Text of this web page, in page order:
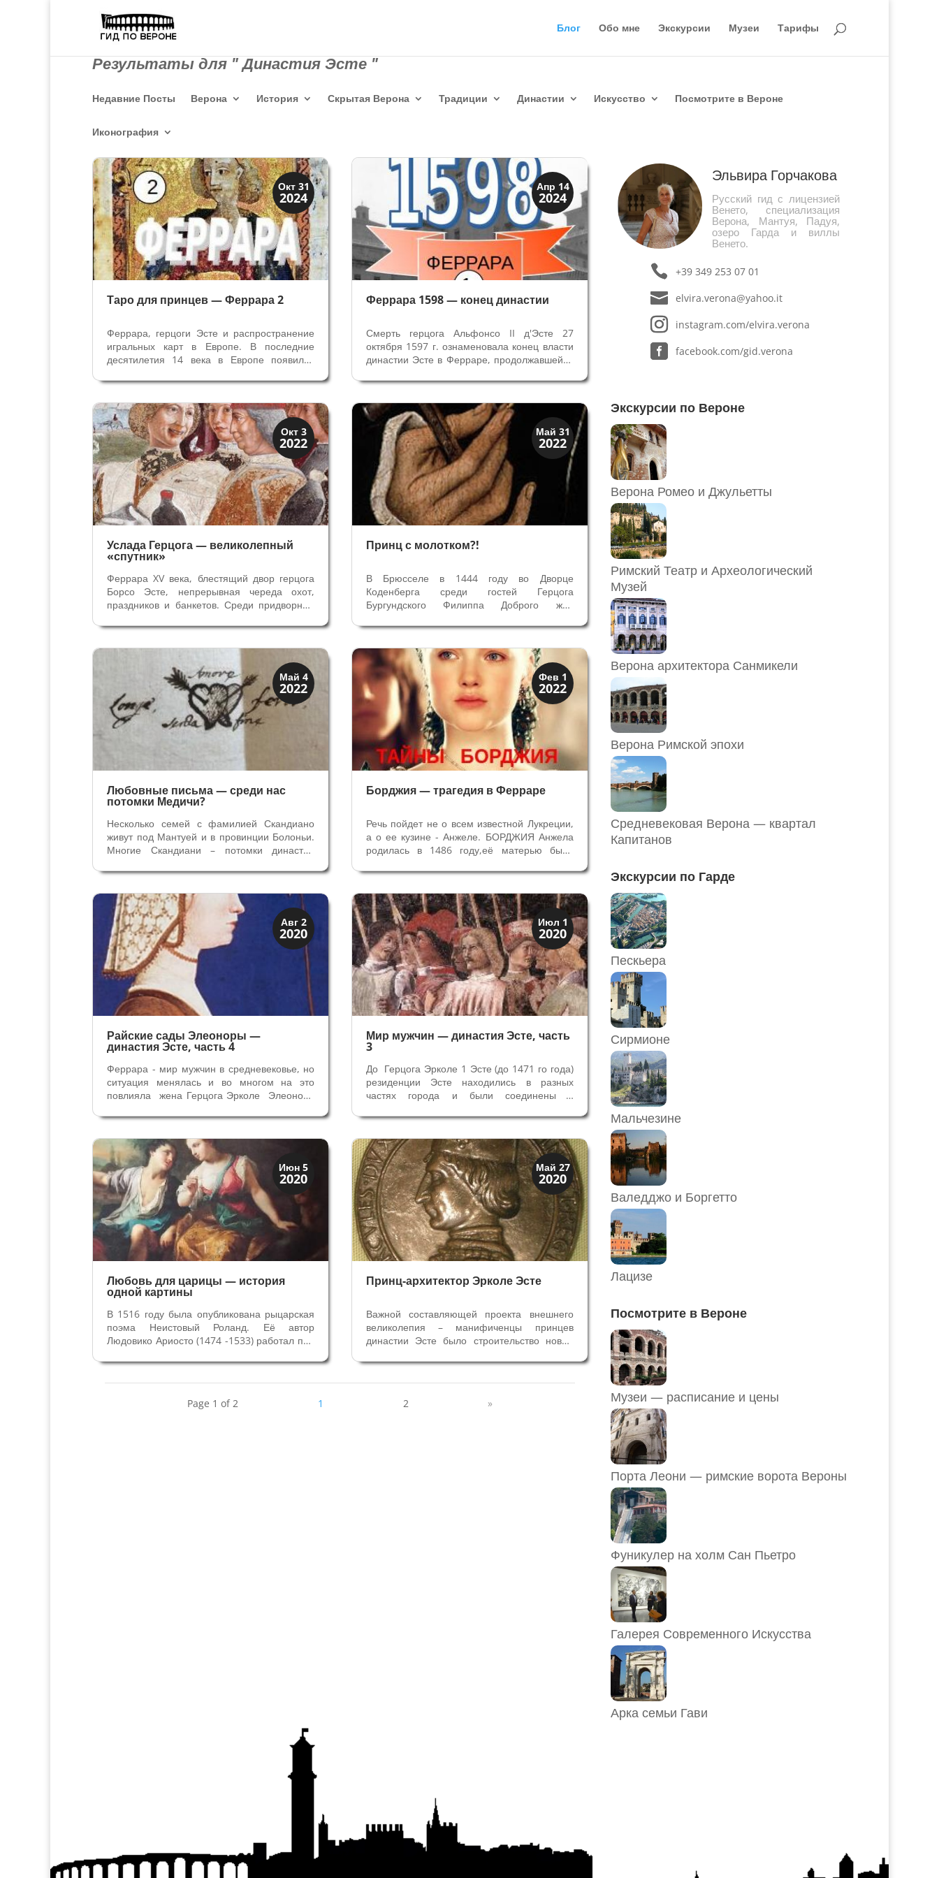
Блог Обо мне Экскурсии Музеи Тарифы
Результаты для " Династия Эсте "
Недавние Посты Верона История Скрытая Верона Традиции Династии Искусство Посмотрите в Вероне
Иконография
Окт 31
2024
Династии
Мантуя и Феррара
Таро для принцев — Феррара 2
Феррара, герцоги Эсте и распространение
игральных карт в Европе. В последние
десятилетия 14 века в Европе появился
строгих ревнителей общественной морали.
Речь идет об игральных картах, прибывших
с Востока. В Европе началась мания...
Окт 3
2022
Династии
Мантуя и Феррара
Услада Герцога — великолепный
«спутник»
Феррара XV века, блестящий двор герцога
Борсо Эсте, непрерывная череда охот,
праздников и банкетов. Среди придворных
Теофило Кальканьини, которого называют
"великолепным" и “усладой Герцога”. Его
Май 4
2022
Династии
Папская область
Любовные письма — среди нас
потомки Медичи?
Несколько семей с фамилией Скандиано
живут под Мантуей и в провинции Болоньи.
Многие Скандиани – потомки династии
догадываются. Эсте – маркизы Скандиано
Луиджи Эсте маркиз Скандиано (1548 –
1698) принадлежал к младшей ветви...
Авг 2
2020
Династии
Мантуя и Феррара
Райские сады Элеоноры —
династия Эсте, часть 4
Феррара - мир мужчин в средневековье, но
ситуация менялась и во многом на это
повлияла жена Герцога Эрколе Элеонора
отличались от всех предыдущих правителей
племянница королевы Кипра, он...
Июн 5
2020
Искусство
Тайны картин
Любовь для царицы — история
одной картины
В 1516 году была опубликована рыцарская
поэма Неистовый Роланд. Её автор
Людовико Ариосто (1474 -1533) работал при
переплетаются три основные сюжетные
линии – любовь, война и прославление
Апр 14
2024
Династии
Мантуя и Феррара
Феррара 1598 — конец династии
Смерть герцога Альфонсо II д'Эсте 27
октября 1597 г. ознаменовала конец власти
династии Эсте в Ферраре, продолжавшейся
не было сына, и вступала в действие булла
Папы Пия V, согласно которой
возобновление инвеституры Герцога...
Май 31
2022
Искусство
Тайны картин
Принц с молотком?!
В Брюсселе в 1444 году во Дворце
Коденберга среди гостей Герцога
Бургундского Филиппа Доброго жил
добросердечно принял его и дал
возможность получить образование вместе
со своим младшим сыном Карлом Смелым
и cвоими незаконными детьми (более...Фев 1
2022
Династии
Мантуя и Феррара
Борджия — трагедия в Ферраре
Речь пойдет не о всем известной Лукреции,
а о ее кузине - Анжеле. БОРДЖИЯ Анжела
родилась в 1486 году,её матерью была
Александра VI, в миру Родриго Борджия.
Анжелу мы знаем под фамилией ее матери
Борджия, поскольку она была...
Июл 1
2020
Династии
Мантуя и Феррара
Мир мужчин — династия Эсте, часть
3
До Герцога Эрколе 1 Эсте (до 1471 го года)
резиденции Эсте находились в разных
частях города и были соединены с
представительские – залы для приема
где проживали многочисленные семьи
члены рода...
Май 27
2020
Архитектура
Искусство
Принц-архитектор Эрколе Эсте
Важной составляющей проекта внешнего
великолепия – манифиченцы принцев
династии Эсте было строительство новых
целями и городскими преобразованиями
восходит к Николо II Эсте. Он получил от
Page 1 of 2 1 2 »
Эльвира Горчакова
Русский гид с лицензией
Венето, специализация
Верона, Мантуя, Падуя,
озеро Гарда и виллы
Венето.
+39 349 253 07 01
elvira.verona@yahoo.it
instagram.com/elvira.verona
facebook.com/gid.verona
Экскурсии по Вероне
Верона Ромео и Джульетты
Римский Театр и Археологический
Музей
Верона архитектора Санмикели
Верона Римской эпохи
Средневековая Верона — квартал
Капитанов
Экскурсии по Гарде
Пескьера
Сирмионе
Мальчезине
Валедджо и Боргетто
Лацизе
Посмотрите в Вероне
Музеи — расписание и цены
Порта Леони — римские ворота Вероны
Фуникулер на холм Сан Пьетро
Галерея Современного Искусства
Арка семьи Гави